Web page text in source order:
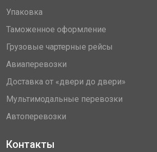
Упаковка
Таможенное оформление
Грузовые чартерные рейсы
Авиаперевозки
Доставка от «двери до двери»
Мультимодальные перевозки
Автоперевозки
Контакты